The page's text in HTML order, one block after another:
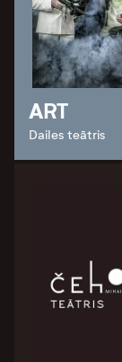
ART
Dailes teātris